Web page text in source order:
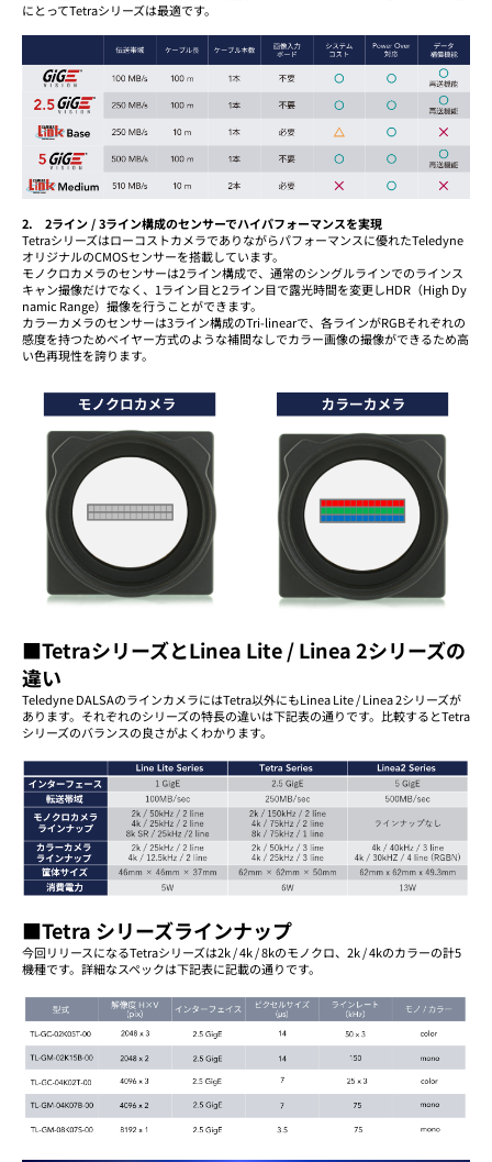
にとってTetraシリーズは最適です。
2. 2ライン / 3ライン構成のセンサーでハイパフォーマンスを実現
Tetraシリーズはローコストカメラでありながらパフォーマンスに優れたTeledyne
オリジナルのCMOSセンサーを搭載しています。
モノクロカメラのセンサーは2ライン構成で、通常のシングルラインでのラインス
キャン撮像だけでなく、1ライン目と2ライン目で露光時間を変更しHDR（High Dy
namic Range）撮像を行うことができます。
カラーカメラのセンサーは3ライン構成のTri-linearで、各ラインがRGBそれぞれの
感度を持つためベイヤー方式のような補間なしでカラー画像の撮像ができるため高
い色再現性を誇ります。
■TetraシリーズとLinea Lite / Linea 2シリーズの
違い
Teledyne DALSAのラインカメラにはTetra以外にもLinea Lite / Linea 2シリーズが
あります。それぞれのシリーズの特長の違いは下記表の通りです。比較するとTetra
シリーズのバランスの良さがよくわかります。
■Tetra シリーズラインナップ
今回リリースになるTetraシリーズは2k / 4k / 8kのモノクロ、2k / 4kのカラーの計5
機種です。詳細なスペックは下記表に記載の通りです。